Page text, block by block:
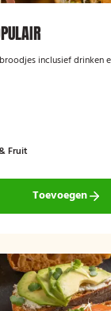
inclusief drinken
Fruit
Toevoegen